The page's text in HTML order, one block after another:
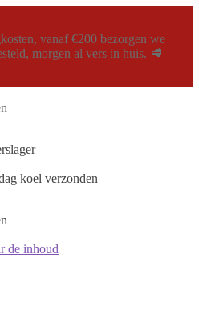
vanaf €200 bezorgen we
morgen al vers in huis. 🥩
koel verzonden
de inhoud